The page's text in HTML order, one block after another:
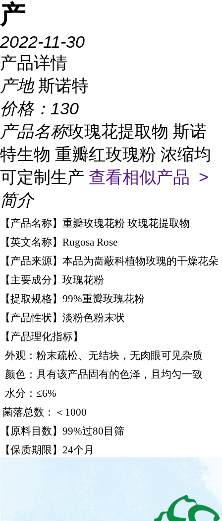
产
2022-11-30
产品详情
产地 斯诺特
价格： 130
产品名称玫瑰花提取物 斯诺
特生物 重瓣红玫瑰粉 浓缩均
可定制生产 查看相似产品 >
简介
【产品名称】重瓣玫瑰花粉 玫瑰花提取物
【英文名称】Rugosa Rose
【产品来源】本品为啬蔽科植物玫瑰的干燥花朵
【主要成分】玫瑰花粉
【提取规格】99%重瓣玫瑰花粉
【产品性状】淡粉色粉末状
【产品理化指标】
外观：粉末疏松、无结块，无肉眼可见杂质
颜色：具有该产品固有的色泽，且均匀一致
水分：≤6%
菌落总数：＜1000
【原料目数】99%过80目筛
【保质期限】24个月